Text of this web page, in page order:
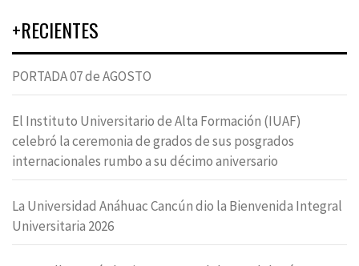
+RECIENTES
PORTADA 07 de AGOSTO
El Instituto Universitario de Alta Formación (IUAF)
celebró la ceremonia de grados de sus posgrados
internacionales rumbo a su décimo aniversario
La Universidad Anáhuac Cancún dio la Bienvenida Integral
Universitaria 2026